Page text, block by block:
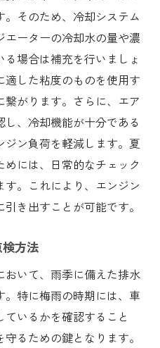
そのため、冷却システム
ーターの冷却水の量や濃
場合は補充を行いましょ
適した粘度のものを使用す
がります。さらに、エア
、冷却機能が十分である
ジン負荷を軽減します。夏
には、日常的なチェック
。これにより、エンジン
き出すことが可能です。
方法
いて、雨季に備えた排水
特に梅雨の時期には、車
いるかを確認すること
るための鍵となります。